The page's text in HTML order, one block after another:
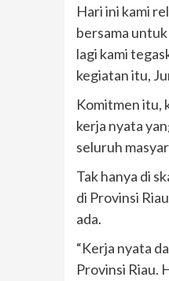
Hari ini kami
bersama
lagi kami
kegiatan itu,
Komitmen itu,
kerja nyata
seluruh
Tak hanya di
di Provinsi
ada.
“Kerja nyata
Provinsi Riau.